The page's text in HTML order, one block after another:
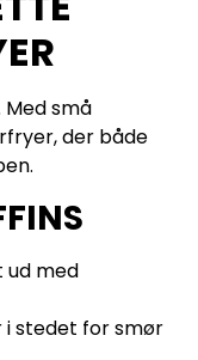
små
der både
ud med
stedet for smør